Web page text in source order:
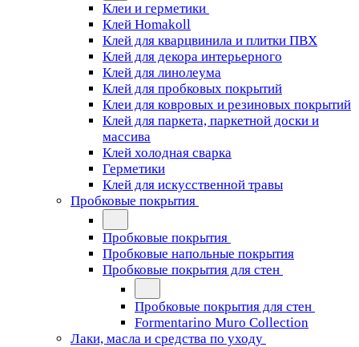
Клеи и герметики
Клей Homakoll
Клей для кварцвинила и плитки ПВХ
Клей для декора интерьерного
Клей для линолеума
Клей для пробковых покрытий
Клеи для ковровых и резиновых покрытий
Клей для паркета, паркетной доски и
массива
Клей холодная сварка
Герметики
Клей для искусственной травы
Пробковые покрытия
Пробковые покрытия
Пробковые напольные покрытия
Пробковые покрытия для стен
Пробковые покрытия для стен
Formentarino Muro Collection
Лаки, масла и средства по уходу